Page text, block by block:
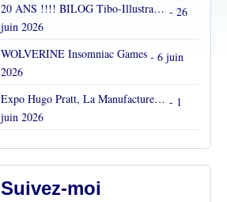
20 ANS !!!! BILOG Tibo-Illustrations !! C'est fou ! - 26
juin 2026
WOLVERINE Insomniac Games - 6 juin
2026
Expo Hugo Pratt, La Manufacture, Aix en Provence, Mai 2026 - 1
juin 2026
Suivez-moi